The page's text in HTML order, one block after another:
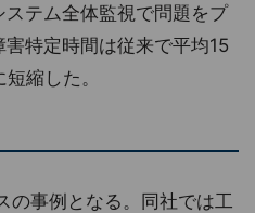
テム全体監視で問題をプ
特定時間は従来で平均15
縮した。
の事例となる。同社では工